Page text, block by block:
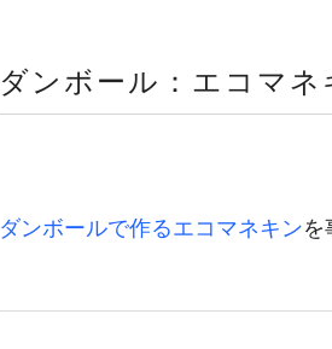
ダンボール：エコマ
ダンボールで作るエコマネキンを